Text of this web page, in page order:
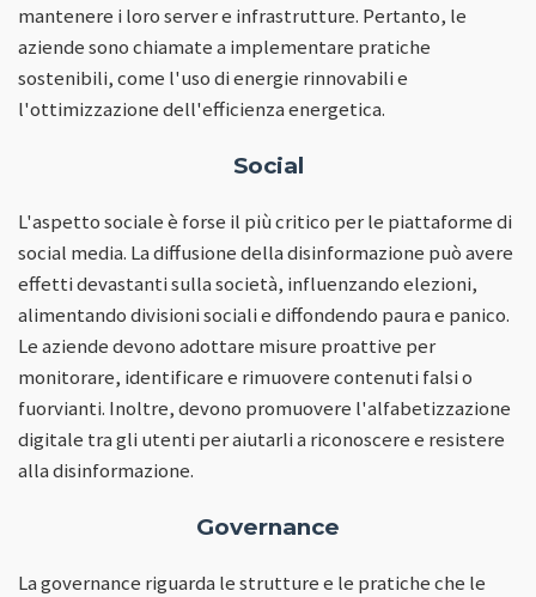
mantenere i loro server e infrastrutture. Pertanto, le
aziende sono chiamate a implementare pratiche
sostenibili, come l'uso di energie rinnovabili e
l'ottimizzazione dell'efficienza energetica.
Social
L'aspetto sociale è forse il più critico per le piattaforme di
social media. La diffusione della disinformazione può avere
effetti devastanti sulla società, influenzando elezioni,
alimentando divisioni sociali e diffondendo paura e panico.
Le aziende devono adottare misure proattive per
monitorare, identificare e rimuovere contenuti falsi o
fuorvianti. Inoltre, devono promuovere l'alfabetizzazione
digitale tra gli utenti per aiutarli a riconoscere e resistere
alla disinformazione.
Governance
La governance riguarda le strutture e le pratiche che le